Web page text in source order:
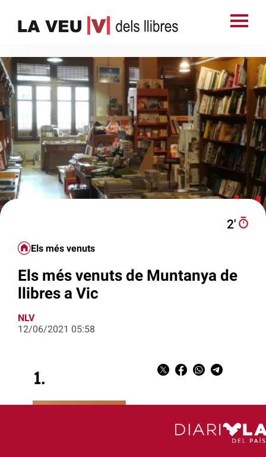
2′
Els més venuts
Els més venuts de Muntanya de
llibres a Vic
NLV
12/06/2021 05:58